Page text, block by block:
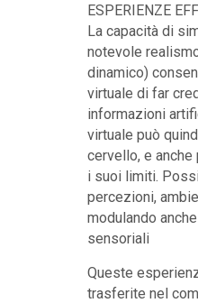
ESPERIENZE
La capacità di
notevole
dinamico)
virtuale di far
informazioni
virtuale può
cervello, e
i suoi limiti.
percezioni,
modulando
sensoriali
Queste
trasferite nel